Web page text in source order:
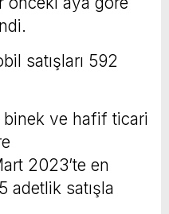
satışları 592
ve hafif ticari
2023’te en
adetlik satışla